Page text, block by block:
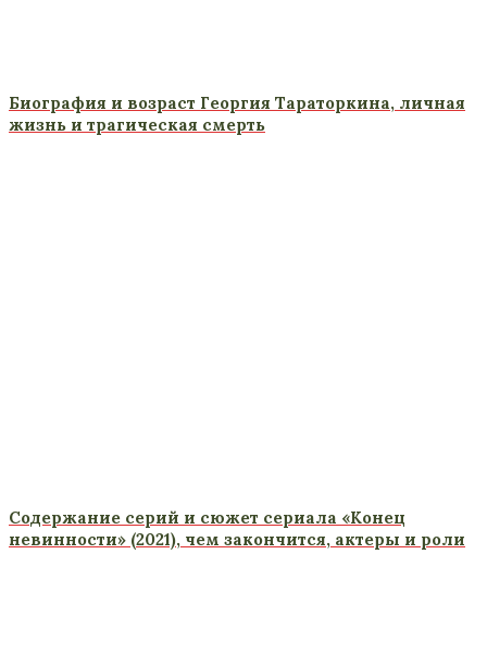
Биография и возраст Георгия Тараторкина, личная
жизнь и трагическая смерть
Содержание серий и сюжет сериала «Конец
невинности» (2021), чем закончится, актеры и роли